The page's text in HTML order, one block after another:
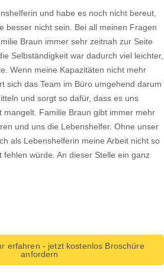
und habe es noch nicht bereut,
besser nicht sein. Bei all meinen Fragen
Braun immer sehr zeitnah zur Seite
Selbständigkeit war dadurch viel leichter,
Wenn meine Kapazitäten nicht mehr
sich das Team im Büro umgehend darum
und sorgt so dafür, dass es uns
mangelt. Familie Braun gibt immer mehr
und uns die Lebenshelfer. Ohne unser
als Lebenshelferin meine Arbeit nicht so
würde. An dieser Stelle ein ganz
erfahren - jetzt kostenlos Broschüre
anfordern